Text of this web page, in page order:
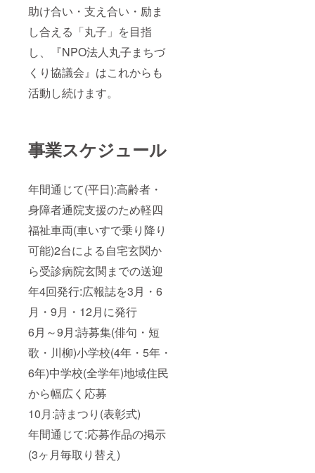
助け合い・支え合い・励ま
し合える「丸子」を目指
し、『NPO法人丸子まちづ
くり協議会』はこれからも
活動し続けます。
事業スケジュール
年間通じて(平日):高齢者・
身障者通院支援のため軽四
福祉車両(車いすで乗り降り
可能)2台による自宅玄関か
ら受診病院玄関までの送迎
年4回発行:広報誌を3月・6
月・9月・12月に発行
6月～9月:詩募集(俳句・短
歌・川柳)小学校(4年・5年・
6年)中学校(全学年)地域住民
から幅広く応募
10月:詩まつり(表彰式)
年間通じて:応募作品の掲示
(3ヶ月毎取り替え)